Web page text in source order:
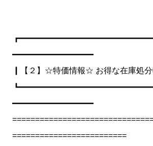
━━━━━━━━━━
┃【２】☆特価情報☆ お得な在庫処分
━━━━━━━━━━
=========================